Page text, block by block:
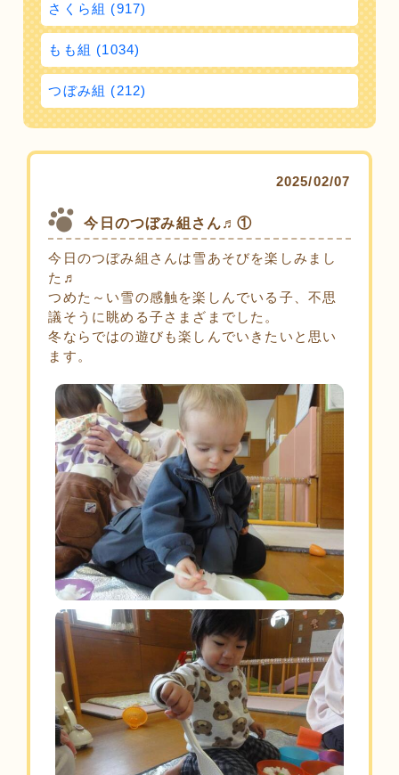
さくら組 (917)
もも組 (1034)
つぼみ組 (212)
2025/02/07
今日のつぼみ組さん♬①
今日のつぼみ組さんは雪あそびを楽しみまし
た♬
つめた～い雪の感触を楽しんでいる子、不思
議そうに眺める子さまざまでした。
冬ならではの遊びも楽しんでいきたいと思い
ます。